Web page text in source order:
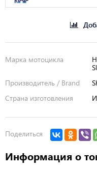
Марка мотоцикла
Производитель / Brand
Страна изготовления
Поделиться
Информация о